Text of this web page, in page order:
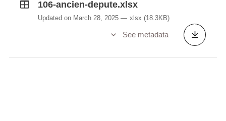
106-ancien-depute.xlsx
Updated on March 28, 2025 xlsx (18.3KB)
See metadata